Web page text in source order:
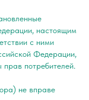
настоящим
с ними
Федерации,
потребителей.
не вправе